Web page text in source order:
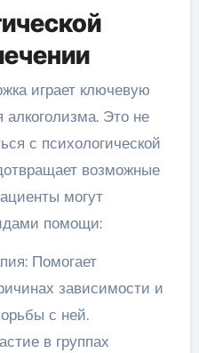
играет ключевую
алкоголизма. Это не
с психологической
возможные
могут
помощи:
Помогает
зависимости и
с ней.
в группах